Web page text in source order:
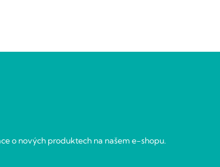
o nových produktech na našem e-shopu.